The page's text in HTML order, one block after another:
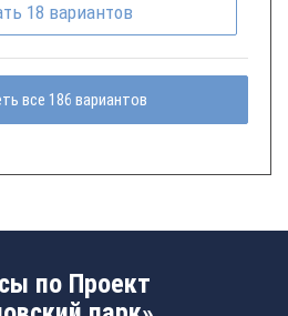
18 вариантов
все 186 вариантов
по Проект